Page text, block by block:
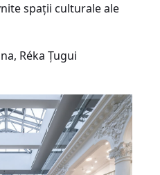
spaţii culturale ale
Réka Ţugui